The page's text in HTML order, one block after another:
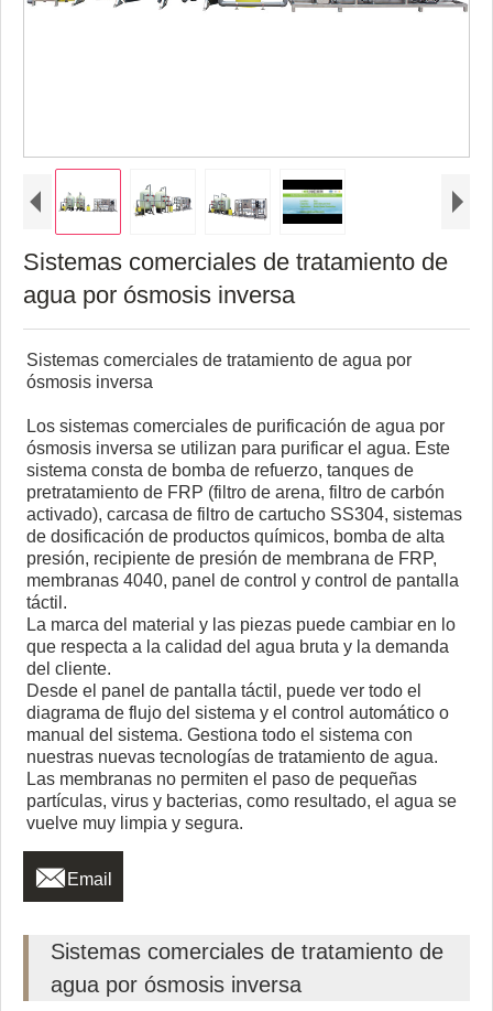
Sistemas comerciales de tratamiento de
agua por ósmosis inversa
Sistemas comerciales de tratamiento de agua por
ósmosis inversa
Los sistemas comerciales de purificación de agua por
ósmosis inversa se utilizan para purificar el agua. Este
sistema consta de bomba de refuerzo, tanques de
pretratamiento de FRP (filtro de arena, filtro de carbón
activado), carcasa de filtro de cartucho SS304, sistemas
de dosificación de productos químicos, bomba de alta
presión, recipiente de presión de membrana de FRP,
membranas 4040, panel de control y control de pantalla
táctil.
La marca del material y las piezas puede cambiar en lo
que respecta a la calidad del agua bruta y la demanda
del cliente.
Desde el panel de pantalla táctil, puede ver todo el
diagrama de flujo del sistema y el control automático o
manual del sistema. Gestiona todo el sistema con
nuestras nuevas tecnologías de tratamiento de agua.
Las membranas no permiten el paso de pequeñas
partículas, virus y bacterias, como resultado, el agua se
vuelve muy limpia y segura.
 Email
Sistemas comerciales de tratamiento de
agua por ósmosis inversa